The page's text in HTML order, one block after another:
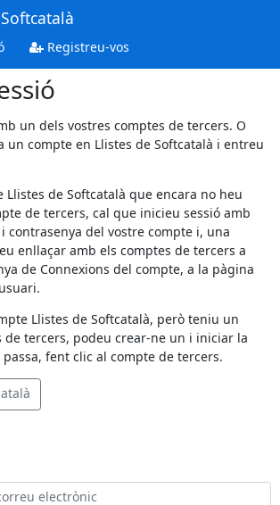
Registreu-vos
un dels vostres comptes de tercers. O
un compte en Llistes de Softcatalà i entreu
Llistes de Softcatalà que encara no heu
de tercers, cal que inicieu sessió amb
contrasenya del vostre compte i, una
enllaçar amb els comptes de tercers a
de Connexions del compte, a la pàgina
Llistes de Softcatalà, però teniu un
de tercers, podeu crear-ne un i iniciar la
fent clic al compte de tercers.